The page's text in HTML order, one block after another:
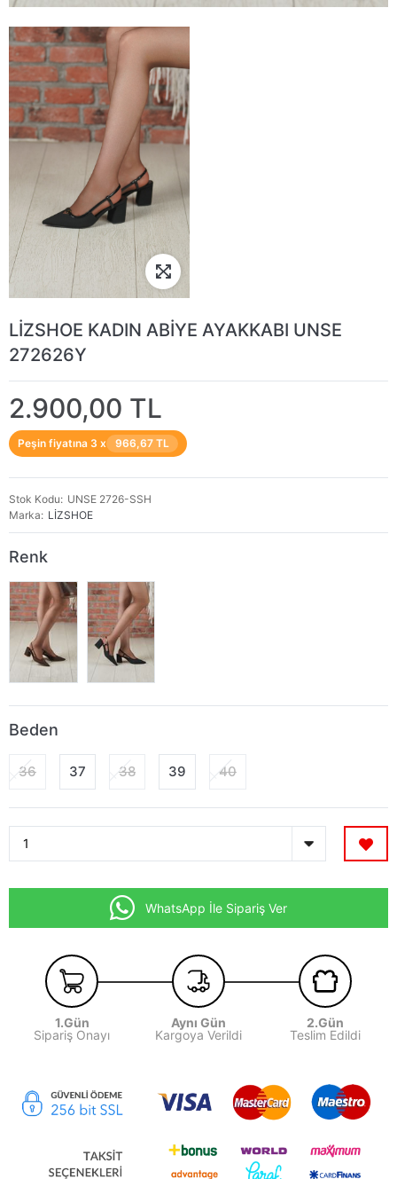
LİZSHOE KADIN ABİYE AYAKKABI UNSE
272626Y
2.900,00 TL
Peşin fiyatına 3 x 966,67 TL
Stok Kodu
UNSE 2726-SSH
Marka
LİZSHOE
Renk
Beden
36 37 38 39 40
WhatsApp İle Sipariş Ver
1.Gün
Sipariş Onayı
Aynı Gün
Kargoya Verildi
2.Gün
Teslim Edildi